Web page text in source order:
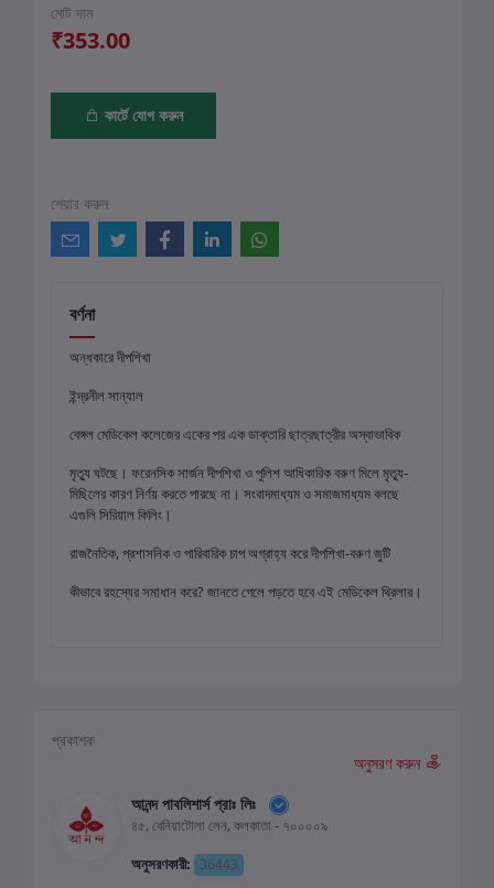
মোট দাম
₹353.00
কার্টে যোগ করুন
শেয়ার করুন
বর্ণনা
অন্ধকারে দীপশিখা
ইন্দ্রনীল সান্যাল
বেঙ্গল মেডিকেল কলেজের একের পর এক ডাক্তারি ছাত্রছাত্রীর অস্বাভাবিক
মৃত্যু ঘটছে। ফরেনসিক সার্জন দীপশিখা ও পুলিশ আধিকারিক বরুণ মিলে মৃত্যু-
মিছিলের কারণ নির্ণয় করতে পারছে না। সংবাদমাধ্যম ও সমাজমাধ্যম বলছে
এগুলি সিরিয়াল কিলিং।
রাজনৈতিক, প্রশাসনিক ও পারিবারিক চাপ অগ্রাহ্য করে দীপশিখা-বরুণ জুটি
কীভাবে রহস্যের সমাধান করে? জানতে গেলে পড়তে হবে এই মেডিকেল থ্রিলার।
প্রকাশক
অনুসরণ করুন
আনন্দ পাবলিশার্স প্রাঃ লিঃ
৪৫, বেনিয়াটোলা লেন, কলকাতা - ৭০০০০৯
অনুসরণকারী: 36443